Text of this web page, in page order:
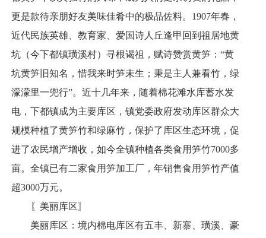
更是款待亲朋好友美味佳肴中的极品佐料。1907年春，
近代民族英雄、教育家、爱国诗人丘逢甲回到祖居地黄
坑（今下都镇璜溪村）寻根谒祖，赋诗赞赏黄笋：“黄
坑黄笋旧知名，惜我来时笋未生；秉是主人兼看竹，绿
濛濛里一兜行”。近十几年来，随着棉花滩水库蓄水发
电，下都镇成为主要库区，镇党委政府发动库区群众大
规模种植了黄笋竹和绿麻竹，保护了库区生态环境，促
进了农民增产增收，如今全镇种植各类食用笋竹7000多
亩。全镇已有二家食用笋加工厂，年销售食用笋竹产值
超3000万元。
〖美丽库区〗
美丽库区：境内棉电库区有五丰、新寨、璜溪、豪